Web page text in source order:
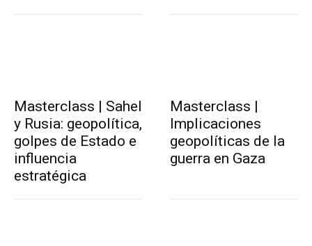
Masterclass | Sahel
y Rusia: geopolítica,
golpes de Estado e
influencia
estratégica
Masterclass |
Implicaciones
geopolíticas de la
guerra en Gaza